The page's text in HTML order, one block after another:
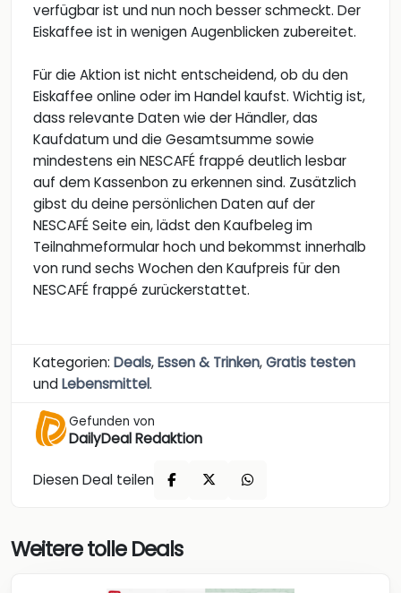
verfügbar ist und nun noch besser schmeckt. Der
Eiskaffee ist in wenigen Augenblicken zubereitet.
Für die Aktion ist nicht entscheidend, ob du den
Eiskaffee online oder im Handel kaufst. Wichtig ist,
dass relevante Daten wie der Händler, das
Kaufdatum und die Gesamtsumme sowie
mindestens ein NESCAFÉ frappé deutlich lesbar
auf dem Kassenbon zu erkennen sind. Zusätzlich
gibst du deine persönlichen Daten auf der
NESCAFÉ Seite ein, lädst den Kaufbeleg im
Teilnahmeformular hoch und bekommst innerhalb
von rund sechs Wochen den Kaufpreis für den
NESCAFÉ frappé zurückerstattet.
Kategorien: Deals,Essen & Trinken,Gratis testen
undLebensmittel.
Gefunden von
DailyDeal Redaktion
Diesen Deal teilen
Weitere tolle Deals